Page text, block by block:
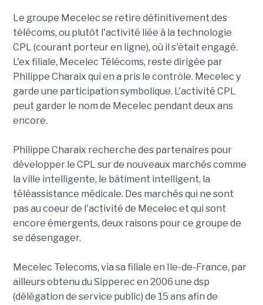
Le groupe Mecelec se retire définitivement des
télécoms, ou plutôt l'activité liée à la technologie
CPL (courant porteur en ligne), où il s'était engagé.
L'ex filiale, Mecelec Télécoms, reste dirigée par
Philippe Charaix qui en a pris le contrôle. Mecelec y
garde une participation symbolique. L'activité CPL
peut garder le nom de Mecelec pendant deux ans
encore.
Philippe Charaix recherche des partenaires pour
développer le CPL sur de nouveaux marchés comme
la ville intelligente, le bâtiment intelligent, la
téléassistance médicale. Des marchés qui ne sont
pas au coeur de l'activité de Mecelec et qui sont
encore émergents, deux raisons pour ce groupe de
se désengager.
Mecelec Telecoms, via sa filiale en Ile-de-France, par
ailleurs obtenu du Sipperec en 2006 une dsp
(délégation de service public) de 15 ans afin de